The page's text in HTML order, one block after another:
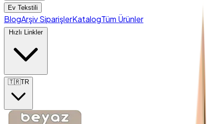
Ev Tekstili
BlogArşiv SiparişlerKatalogTüm Ürünler
Hızlı Linkler
🇹🇷TR